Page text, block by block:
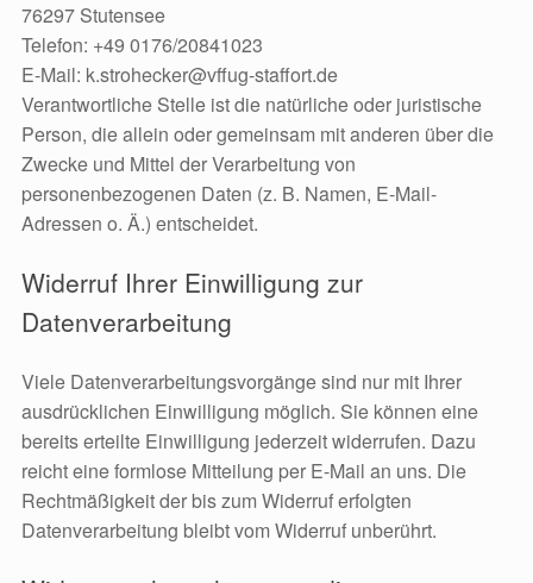
76297 Stutensee
Telefon: +49 0176/20841023‬
E-Mail: k.strohecker@vffug-staffort.de
Verantwortliche Stelle ist die natürliche oder juristische
Person, die allein oder gemeinsam mit anderen über die
Zwecke und Mittel der Verarbeitung von
personenbezogenen Daten (z. B. Namen, E-Mail-
Adressen o. Ä.) entscheidet.
Widerruf Ihrer Einwilligung zur
Datenverarbeitung
Viele Datenverarbeitungsvorgänge sind nur mit Ihrer
ausdrücklichen Einwilligung möglich. Sie können eine
bereits erteilte Einwilligung jederzeit widerrufen. Dazu
reicht eine formlose Mitteilung per E-Mail an uns. Die
Rechtmäßigkeit der bis zum Widerruf erfolgten
Datenverarbeitung bleibt vom Widerruf unberührt.